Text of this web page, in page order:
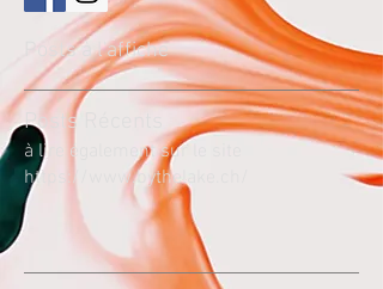
Posts à l'affiche
Pos ts Récents
à lire également sur le site
https://www.bythelake.ch/